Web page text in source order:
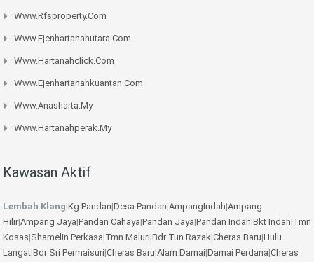
Www.rfsproperty.com
Www.ejenhartanahutara.com
Www.hartanahclick.com
Www.ejenhartanahkuantan.com
Www.anasharta.my
Www.hartanahperak.my
Kawasan Aktif
Lembah Klang|Kg Pandan|Desa Pandan|AmpangIndah|Ampang
Hilir|Ampang Jaya|Pandan Cahaya|Pandan Jaya|Pandan Indah|Bkt Indah|Tmn
Kosas|Shamelin Perkasa|Tmn Maluri|Bdr Tun Razak|Cheras Baru|Hulu
Langat|Bdr Sri Permaisuri|Cheras Baru|Alam Damai|Damai Perdana|Cheras